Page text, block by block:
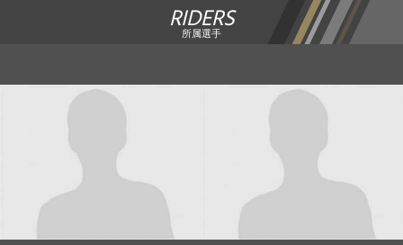
RIDERS
所属選手